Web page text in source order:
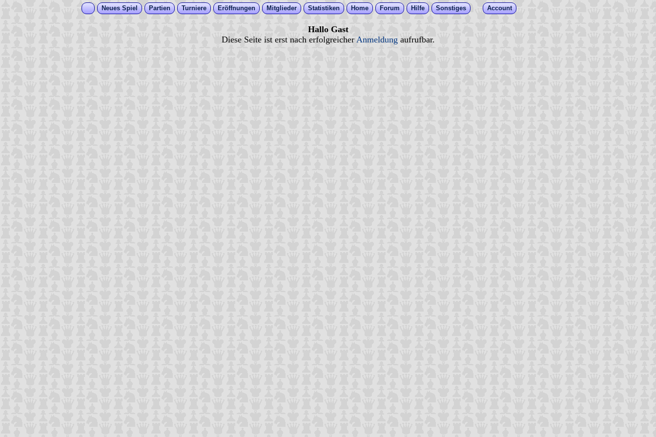
Neues Spiel Partien Turniere Eröffnungen Mitglieder Statistiken Home Forum Hilfe Sonstiges Account
Hallo Gast
Diese Seite ist erst nach erfolgreicher Anmeldung aufrufbar.